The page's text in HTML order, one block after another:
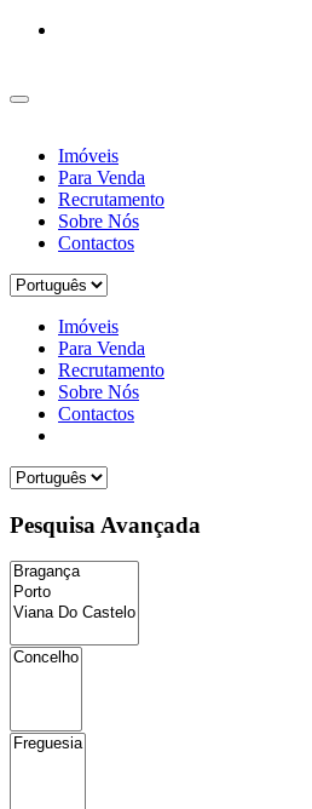
Imóveis
Para Venda
Recrutamento
Sobre Nós
Contactos
Imóveis
Para Venda
Recrutamento
Sobre Nós
Contactos
Pesquisa Avançada